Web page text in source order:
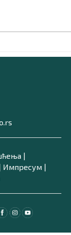
|
Импресум|